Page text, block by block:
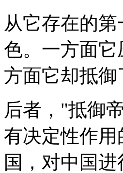
从它存在的
色。一方面
方面它却抵
后者，"抵御
有决定性作
国，对中国